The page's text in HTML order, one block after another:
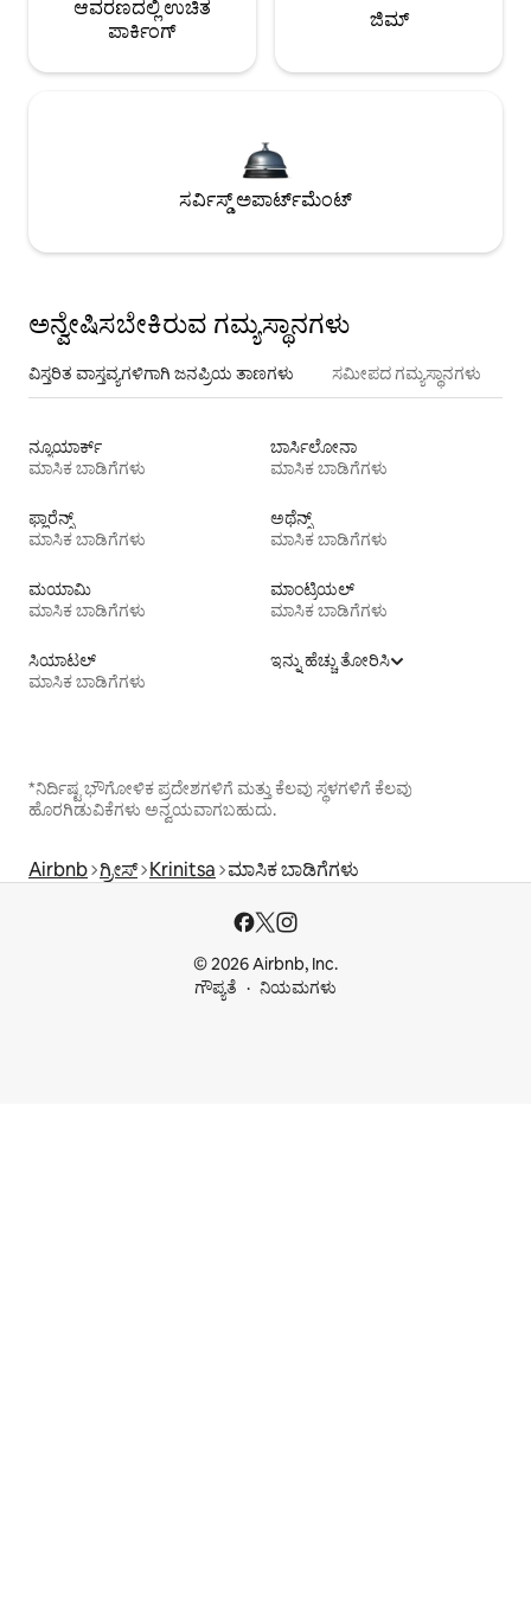
ಆವರಣದಲ್ಲಿ ಉಚಿತ
ಪಾರ್ಕಿಂಗ್
ಜಿಮ್
ಸರ್ವಿಸ್ಡ್ ಅಪಾರ್ಟ್‌ಮೆಂಟ್
ಅನ್ವೇಷಿಸಬೇಕಿರುವ ಗಮ್ಯಸ್ಥಾನಗಳು
ವಿಸ್ತರಿತ ವಾಸ್ತವ್ಯಗಳಿಗಾಗಿ ಜನಪ್ರಿಯ ತಾಣಗಳು ಸಮೀಪದ ಗಮ್ಯಸ್ಥಾನಗಳು
ನ್ಯೂಯಾರ್ಕ್
ಮಾಸಿಕ ಬಾಡಿಗೆಗಳು
ಬಾರ್ಸಿಲೋನಾ
ಮಾಸಿಕ ಬಾಡಿಗೆಗಳು
ಫ್ಲಾರೆನ್ಸ್
ಮಾಸಿಕ ಬಾಡಿಗೆಗಳು
ಅಥೆನ್ಸ್
ಮಾಸಿಕ ಬಾಡಿಗೆಗಳು
ಮಯಾಮಿ
ಮಾಸಿಕ ಬಾಡಿಗೆಗಳು
ಮಾಂಟ್ರಿಯಲ್
ಮಾಸಿಕ ಬಾಡಿಗೆಗಳು
ಸಿಯಾಟಲ್
ಮಾಸಿಕ ಬಾಡಿಗೆಗಳು
ಇನ್ನು ಹೆಚ್ಚು ತೋರಿಸಿ
*ನಿರ್ದಿಷ್ಟ ಭೌಗೋಳಿಕ ಪ್ರದೇಶಗಳಿಗೆ ಮತ್ತು ಕೆಲವು ಸ್ಥಳಗಳಿಗೆ ಕೆಲವು
ಹೊರಗಿಡುವಿಕೆಗಳು ಅನ್ವಯವಾಗಬಹುದು.
Airbnb ಗ್ರೀಸ್ Krinitsa ಮಾಸಿಕ ಬಾಡಿಗೆಗಳು
© 2026 Airbnb, Inc.
ಗೌಪ್ಯತೆ
ನಿಯಮಗಳು